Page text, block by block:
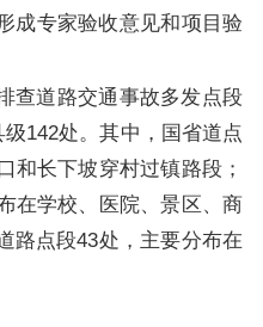
成专家验收意见和项目验
查道路交通事故多发点段
142处。其中，国省道点
和长下坡穿村过镇路段；
在学校、医院、景区、商
路点段43处，主要分布在